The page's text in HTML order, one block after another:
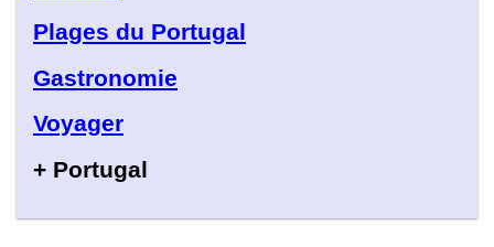
Plages du Portugal
Gastronomie
Voyager
+ Portugal